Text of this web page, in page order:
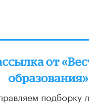
от
образования»
подборку